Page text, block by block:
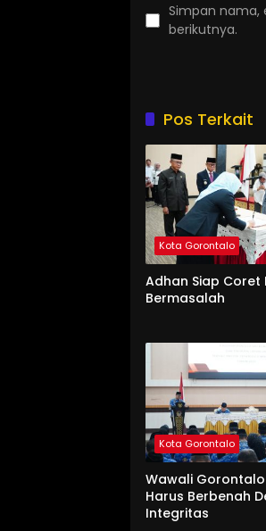
Simpan nama,
berikutnya.
Pos Terkait
Kota Gorontalo
Adhan Siap Coret
Bermasalah
Kota Gorontalo
Wawali Gorontalo
Harus Berbenah
Integritas